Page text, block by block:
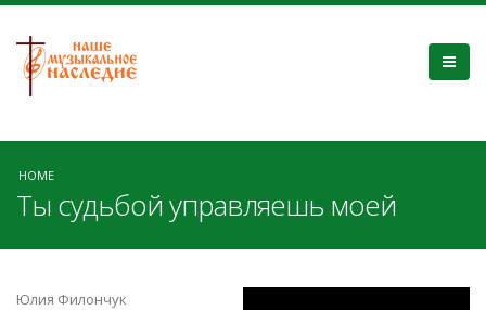
HOME
Ты судьбой управляешь моей
Юлия Филончук